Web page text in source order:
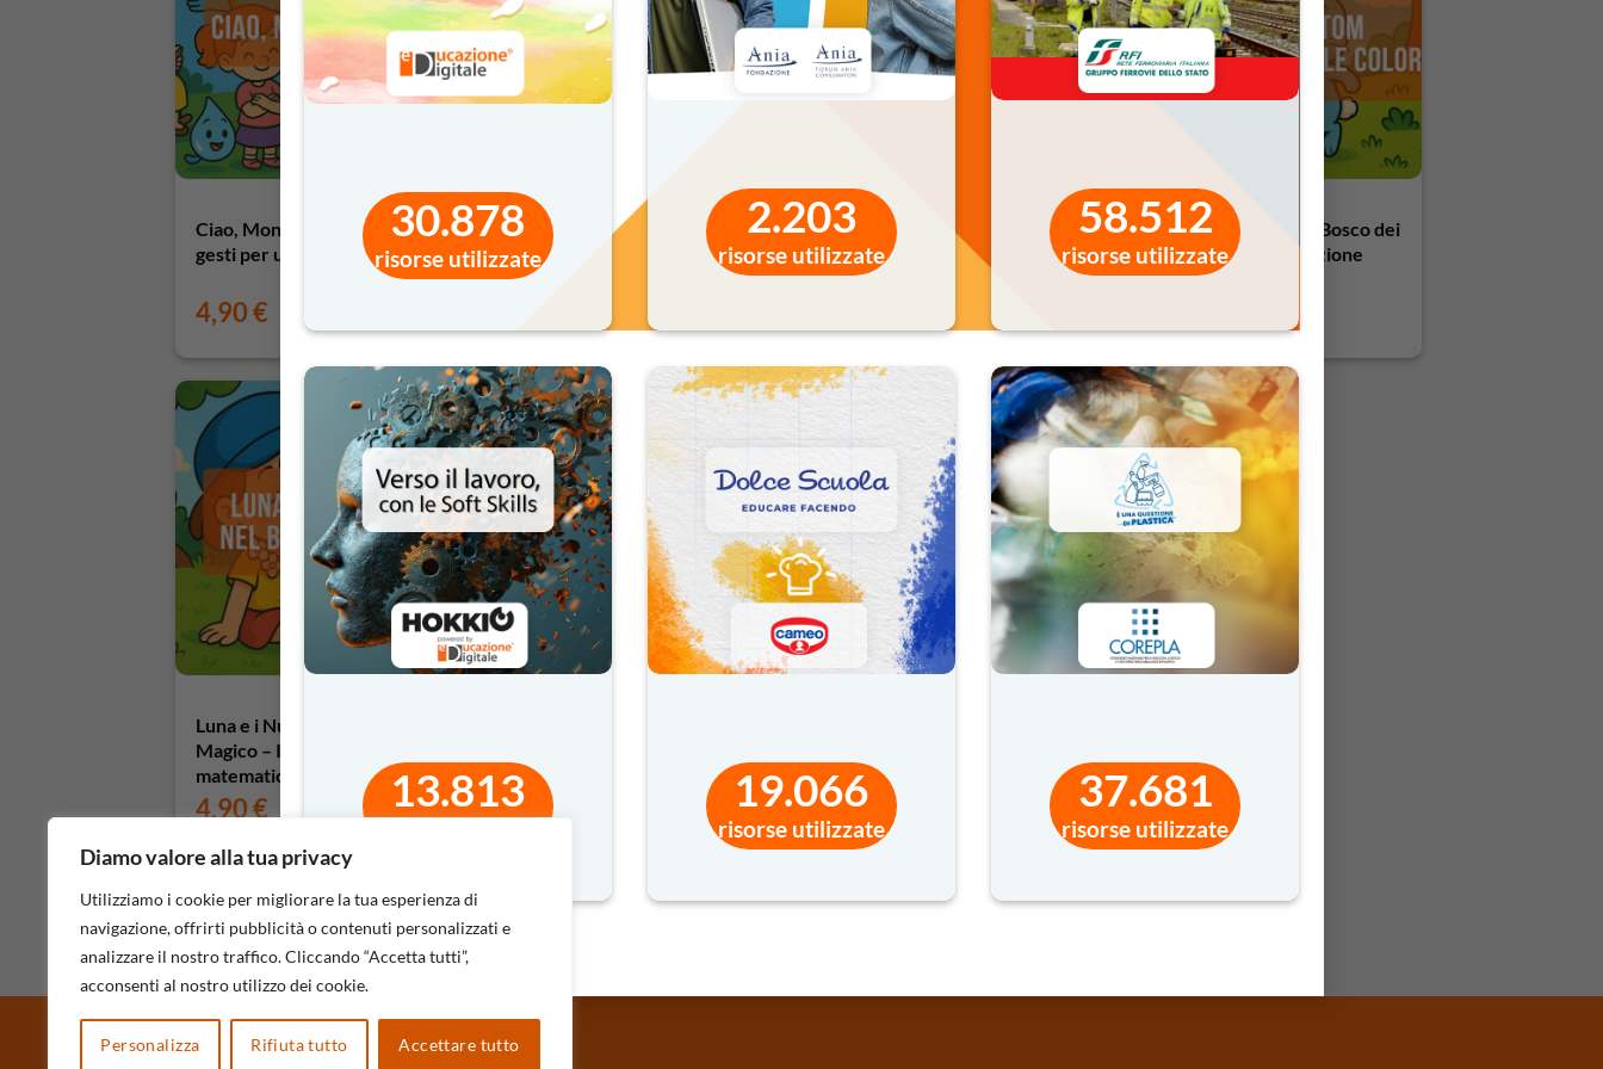
30.878
risorse utilizzate
2.203
risorse utilizzate
58.512
risorse utilizzate
13.813 19.066
risorse utilizzate
37.681
risorse utilizzate
Diamo valore alla tua privacy
Utilizziamo i cookie per migliorare la tua esperienza di
navigazione, offrirti pubblicità o contenuti personalizzati e
analizzare il nostro traffico. Cliccando “Accetta tutti”,
acconsenti al nostro utilizzo dei cookie.
Personalizza Rifiuta tutto Accettare tutto
Ciao, Mondo Tondo! – Piccoli
gesti per un grande pianeta
4,90€
Lilla, Tom e il Semaforo
Parlante – Il racconto della
sicurezza stradale
Lillo e il Pianeta delle
Emozioni – Educare ai
sentimenti con il colore
Lino, Nina e Tom nel Bosco dei
Mille Colori – Educazione
civica e amicizia
Luna e i Numeri del Bosco
Magico – I primi passi nella
matematica
4,90€